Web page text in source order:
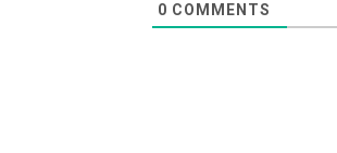
0 COMMENTS